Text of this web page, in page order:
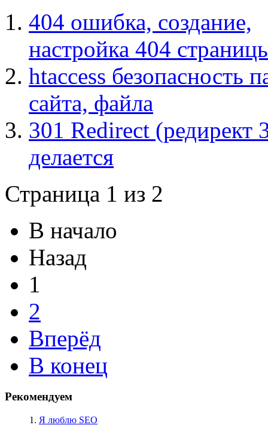
404 ошибка, создание,
настройка 404
htaccess безопасность
сайта, файла
301 Redirect (редирект
делается
Страница 1 из 2
В начало
Назад
1
2
Вперёд
В конец
Рекомендуем
1. Я люблю SEO